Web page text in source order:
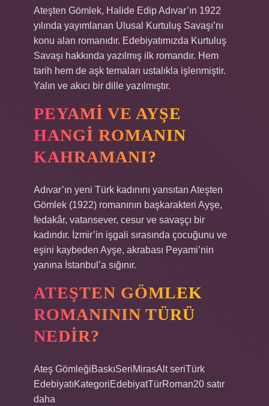
Ateşten Gömlek, Halide Edip Adıvar’ın 1922
yılında yayımlanan Ulusal Kurtuluş Savaşı’nı
konu alan romanıdır. Edebiyatımızda Kurtuluş
Savaşı hakkında yazılmış ilk romandır. Hem
tarih hem de aşk temaları ustalıkla işlenmiştir.
Yalın ve akıcı bir dille yazılmıştır.
PEYAMI VE AYŞE
HANGI ROMANIN
KAHRAMANI?
Adıvar’ın yeni Türk kadınını yansıtan Ateşten
Gömlek (1922) romanının başkarakteri Ayşe,
fedakâr, vatansever, cesur ve savaşçı bir
kadındır. İzmir’in işgali sırasında çocuğunu ve
eşini kaybeden Ayşe, akrabası Peyami’nin
yanına İstanbul’a sığınır.
ATEŞTEN GÖMLEK
ROMANININ TÜRÜ
NEDIR?
Ateş GömleğiBaskıSeriMirasAlt seriTürk
EdebiyatıKategoriEdebiyatTürRoman20 satır
daha